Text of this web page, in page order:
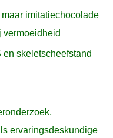
imitatiechocolade
vermoeidheid
skeletscheefstand
ervaringsdeskundige